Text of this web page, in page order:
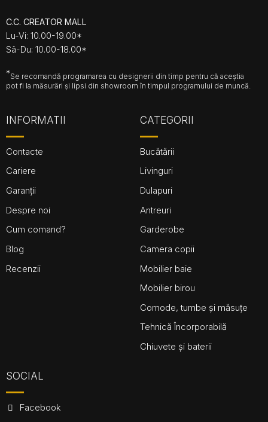
C.C. CREATOR MALL
Lu-Vi: 10.00-19.00*
Sâ-Du: 10.00-18.00*
*Se recomandă programarea cu designerii din timp pentru că aceștia
pot fi la măsurări și lipsi din showroom în timpul programului de muncă.
INFORMATII
Contacte
Cariere
Garanții
Despre noi
Cum comand?
Blog
Recenzii
CATEGORII
Bucătării
Livinguri
Dulapuri
Antreuri
Garderobe
Camera copii
Mobilier baie
Mobilier birou
Comode, tumbe și măsuțe
Tehnică Încorporabilă
Chiuvete și baterii
SOCIAL
Facebook